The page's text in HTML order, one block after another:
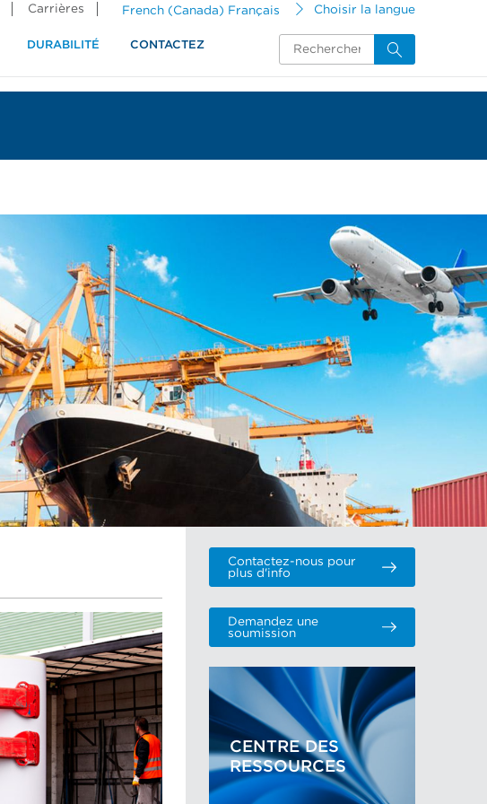
French (Canada) Français Choisir la langue
Carrières
DURABILITÉ CONTACTEZ
Contactez-nous pour
plus d'info
Demandez une
soumission
CENTRE DES
RESSOURCES